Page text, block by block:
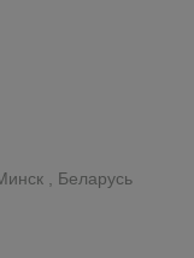
, Беларусь